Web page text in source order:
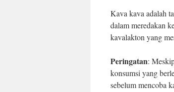
Kava kava adalah
dalam meredakan
kavalakton yang
Peringatan:
konsumsi yang
sebelum mencoba